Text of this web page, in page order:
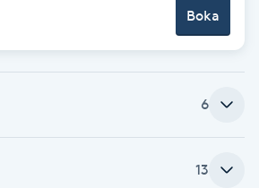
Boka
6
13